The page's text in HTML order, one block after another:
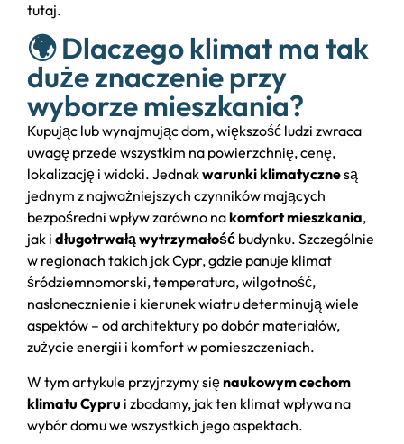
tutaj.
🌍 Dlaczego klimat ma tak
duże znaczenie przy
wyborze mieszkania?
Kupując lub wynajmując dom, większość ludzi zwraca
uwagę przede wszystkim na powierzchnię, cenę,
lokalizację i widoki. Jednakwarunki klimatycznesą
jednym z najważniejszych czynników mających
bezpośredni wpływ zarówno nakomfort mieszkania,
jak i długotrwałą wytrzymałość budynku. Szczególnie
w regionach takich jak Cypr, gdzie panuje klimat
śródziemnomorski, temperatura, wilgotność,
nasłonecznienie i kierunek wiatru determinują wiele
aspektów – od architektury po dobór materiałów,
zużycie energii i komfort w pomieszczeniach.
W tym artykule przyjrzymy sięnaukowym cechom
klimatu Cypru i zbadamy, jak ten klimat wpływa na
wybór domu we wszystkich jego aspektach.